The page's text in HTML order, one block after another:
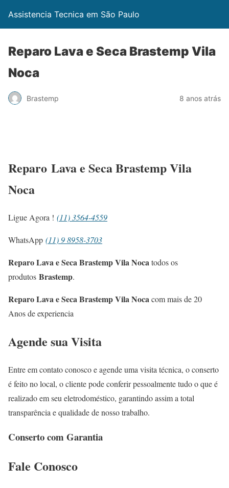
Assistencia Tecnica em São Paulo
Reparo Lava e Seca Brastemp Vila
Noca
Brastemp 8 anos atrás
Reparo Lava e Seca Brastemp Vila
Noca
Ligue Agora ! (11) 3564-4559
WhatsApp (11) 9 8958-3703
Reparo Lava e Seca Brastemp Vila Nocatodos os
produtos Brastemp.
Reparo Lava e Seca Brastemp Vila Nocacom mais de 20
Anos de experiencia
Agende sua Visita
Entre em contato conosco e agende uma visita técnica, o conserto
é feito no local, o cliente pode conferir pessoalmente tudo o que é
realizado em seu eletrodoméstico, garantindo assim a total
transparência e qualidade de nosso trabalho.
Conserto com Garantia
Fale Conosco